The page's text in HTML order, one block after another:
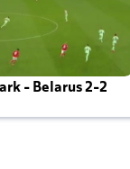
- Belarus 2-2